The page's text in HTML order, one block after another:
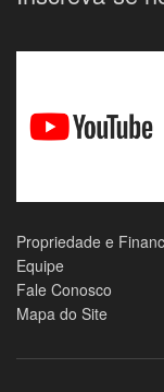
Propriedade e
Equipe
Fale Conosco
Mapa do Site